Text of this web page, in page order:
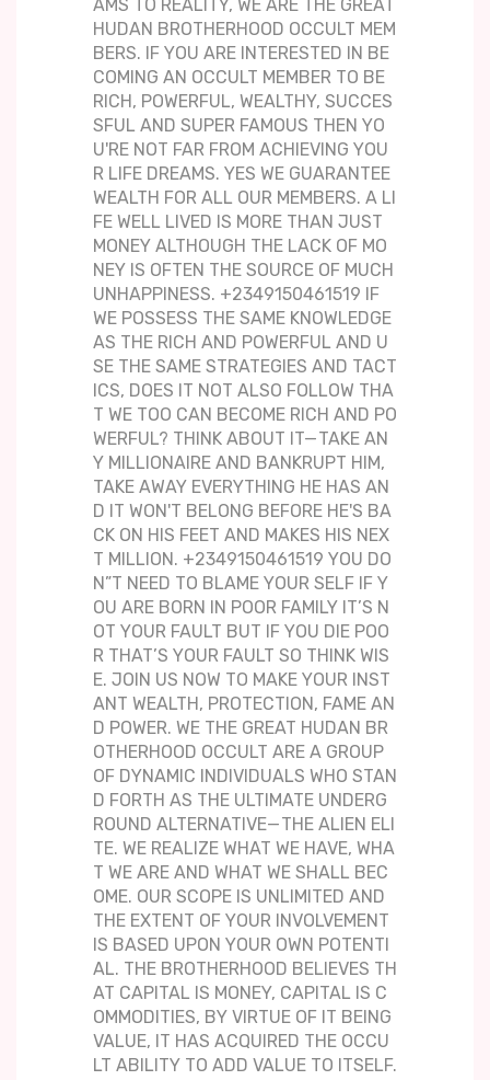
AMS TO REALITY, WE ARE THE GREAT
HUDAN BROTHERHOOD OCCULT MEM
BERS. IF YOU ARE INTERESTED IN BE
COMING AN OCCULT MEMBER TO BE
RICH, POWERFUL, WEALTHY, SUCCES
SFUL AND SUPER FAMOUS THEN YO
U'RE NOT FAR FROM ACHIEVING YOU
R LIFE DREAMS. YES WE GUARANTEE
WEALTH FOR ALL OUR MEMBERS. A LI
FE WELL LIVED IS MORE THAN JUST
MONEY ALTHOUGH THE LACK OF MO
NEY IS OFTEN THE SOURCE OF MUCH
UNHAPPINESS. +2349150461519 IF
WE POSSESS THE SAME KNOWLEDGE
AS THE RICH AND POWERFUL AND U
SE THE SAME STRATEGIES AND TACT
ICS, DOES IT NOT ALSO FOLLOW THA
T WE TOO CAN BECOME RICH AND PO
WERFUL? THINK ABOUT IT— TAKE AN
Y MILLIONAIRE AND BANKRUPT HIM,
TAKE AWAY EVERYTHING HE HAS AN
D IT WON'T BELONG BEFORE HE'S BA
CK ON HIS FEET AND MAKES HIS NEX
T MILLION. +2349150461519 YOU DO
N”T NEED TO BLAME YOUR SELF IF Y
OU ARE BORN IN POOR FAMILY IT’S N
OT YOUR FAULT BUT IF YOU DIE POO
R THAT’S YOUR FAULT SO THINK WIS
E. JOIN US NOW TO MAKE YOUR INST
ANT WEALTH, PROTECTION, FAME AN
D POWER. WE THE GREAT HUDAN BR
OTHERHOOD OCCULT ARE A GROUP
OF DYNAMIC INDIVIDUALS WHO STAN
D FORTH AS THE ULTIMATE UNDERG
ROUND ALTERNATIVE— THE ALIEN ELI
TE. WE REALIZE WHAT WE HAVE, WHA
T WE ARE AND WHAT WE SHALL BEC
OME. OUR SCOPE IS UNLIMITED AND
THE EXTENT OF YOUR INVOLVEMENT
IS BASED UPON YOUR OWN POTENTI
AL. THE BROTHERHOOD BELIEVES TH
AT CAPITAL IS MONEY, CAPITAL IS C
OMMODITIES, BY VIRTUE OF IT BEING
VALUE, IT HAS ACQUIRED THE OCCU
LT ABILITY TO ADD VALUE TO ITSELF.